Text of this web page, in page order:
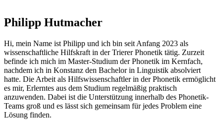
Philipp Hutmacher
Hi, mein Name ist Philipp und ich bin seit Anfang 2023 als
wissenschaftliche Hilfskraft in der Trierer Phonetik tätig. Zurzeit
befinde ich mich im Master-Studium der Phonetik im Kernfach,
nachdem ich in Konstanz den Bachelor in Linguistik absolviert
hatte. Die Arbeit als Hilfswissenschaftler in der Phonetik ermöglicht
es mir, Erlerntes aus dem Studium regelmäßig praktisch
anzuwenden. Dabei ist die Unterstützung innerhalb des Phonetik-
Teams groß und es lässt sich gemeinsam für jedes Problem eine
Lösung finden.